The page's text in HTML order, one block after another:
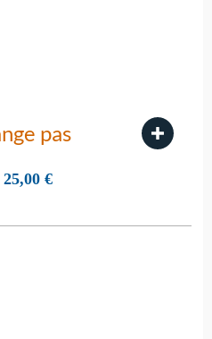
pas
25,00 €